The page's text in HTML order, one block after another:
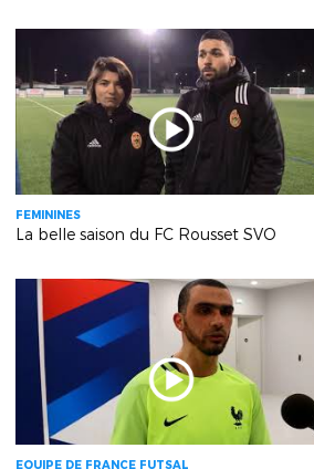
FEMININES
La belle saison du FC Rousset SVO
EQUIPE DE FRANCE FUTSAL